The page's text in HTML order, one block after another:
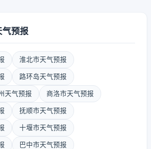
预报
淮北市天气预报
路环岛天气预报
天气预报 商洛市天气预报
抚顺市天气预报
十堰市天气预报
巴中市天气预报